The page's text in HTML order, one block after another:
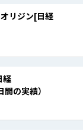
リジン[日経
経
の実績）